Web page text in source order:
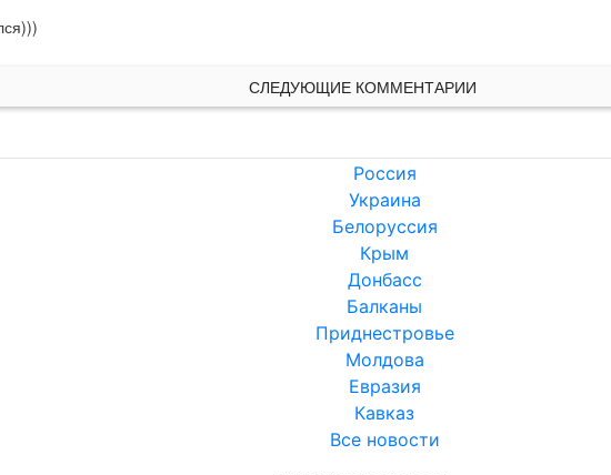
СЛЕДУЮЩИЕ КОММЕНТАРИИ
Россия
Украина
Белоруссия
Крым
Донбасс
Балканы
Приднестровье
Молдова
Евразия
Кавказ
Все новости